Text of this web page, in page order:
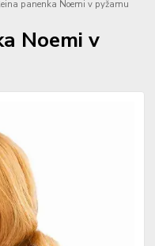
panenka Noemi v pyžamu
Noemi v